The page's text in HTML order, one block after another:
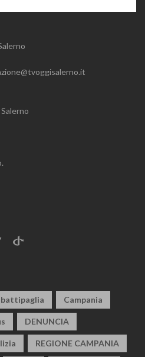
battipaglia Campania
DENUNCIA
REGIONE CAMPANIA